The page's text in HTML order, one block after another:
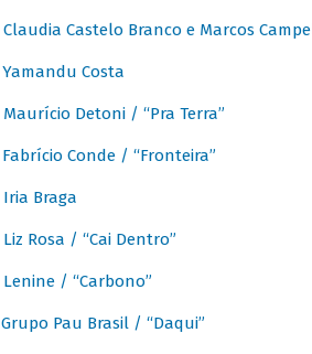
Claudia Castelo Branco e Marcos
Yamandu Costa
Maurício Detoni / “Pra Terra”
Fabrício Conde / “Fronteira”
Iria Braga
Liz Rosa / “Cai Dentro”
Lenine / “Carbono”
Grupo Pau Brasil / “Daqui”